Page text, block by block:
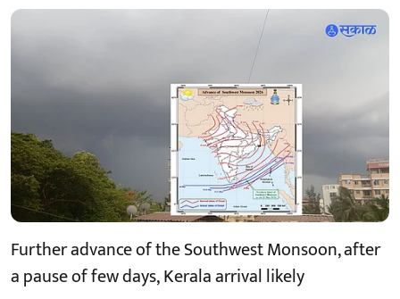
Further advance of the Southwest Monsoon, after
a pause of few days, Kerala arrival likely